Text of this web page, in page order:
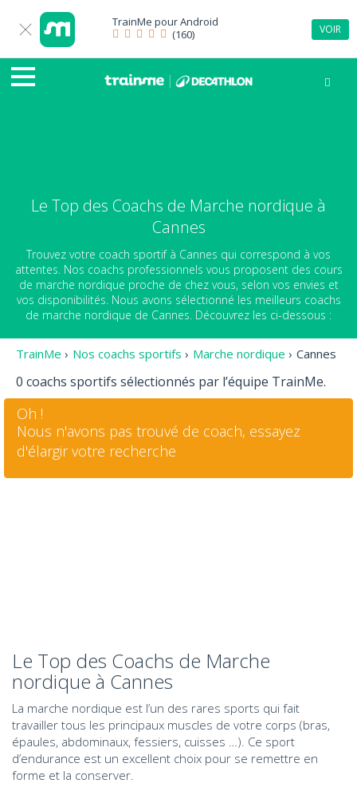
TrainMe pourAndroid
(160)
VOIR
Le Top des Coachs de Marche nordique à
Cannes
Trouvez votre coach sportif à Cannes qui correspond à vos
attentes. Nos coachs professionnels vous proposent des cours
de marche nordique proche de chez vous, selon vos envies et
vos disponibilités. Nous avons sélectionné les meilleurs coachs
de marche nordique de Cannes. Découvrez les ci-dessous :
TrainMe › Nos coachs sportifs › Marche nordique › Cannes
0 coachs sportifs sélectionnés par l’équipe TrainMe.
Oh !
Nous n'avons pas trouvé de coach, essayez
d'élargir votre recherche
Le Top des Coachs de Marche
nordique à Cannes
La marche nordique est l’un des rares sports qui fait
travailler tous les principaux muscles de votre corps (bras,
épaules, abdominaux, fessiers, cuisses …). Ce sport
d’endurance est un excellent choix pour se remettre en
forme et la conserver.